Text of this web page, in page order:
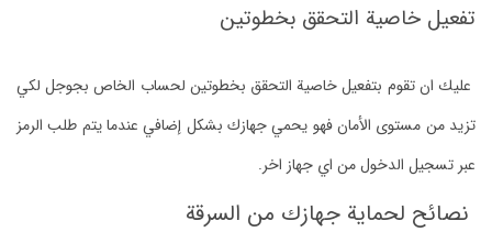
تفعيل خاصية التحقق بخطوتين
عليك ان تقوم بتفعيل خاصية التحقق بخطوتين لحساب الخاص بجوجل لكي
تزيد من مستوى الأمان فهو يحمي جهازك بشكل إضافي عندما يتم طلب الرمز
عبر تسجيل الدخول من اي جهاز اخر.
نصائح لحماية جهازك من السرقة